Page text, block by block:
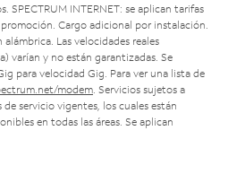
SPECTRUM INTERNET: se aplican tarifas
Cargo adicional por instalación.
Las velocidades reales
varían y no están garantizadas. Se
para velocidad Gig. Para ver una lista de
modem . Servicios sujetos a
servicio vigentes, los cuales están
en todas las áreas. Se aplican